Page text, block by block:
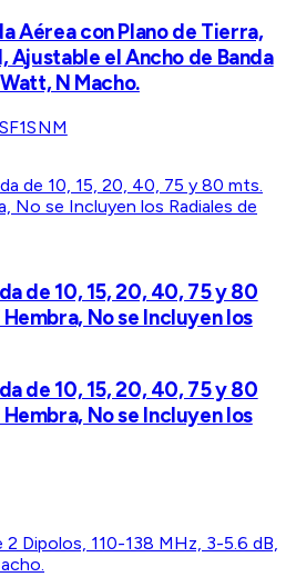
Aérea con Plano de Tierra,
Ajustable el Ancho de Banda
N Macho.
de 10, 15, 20, 40, 75 y 80
No se Incluyen los
de 10, 15, 20, 40, 75 y 80
No se Incluyen los